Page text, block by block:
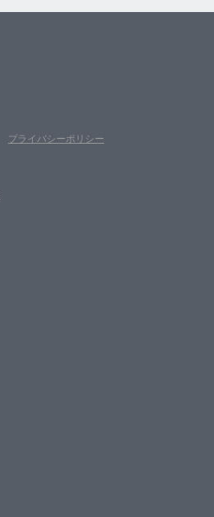
プライバシーポリシー